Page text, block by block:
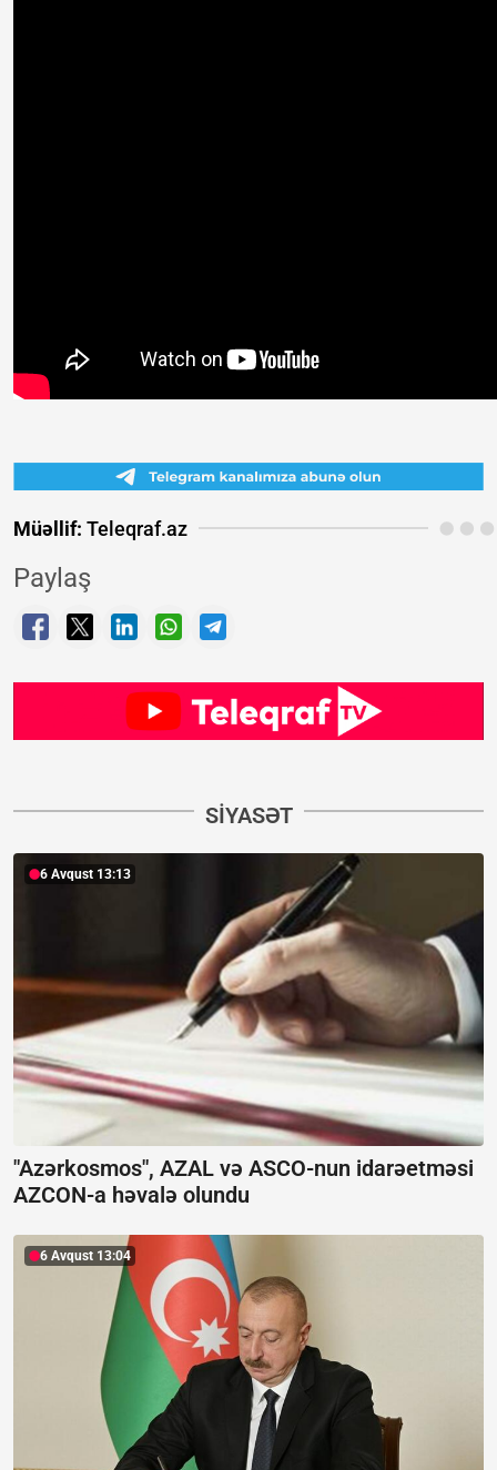
Müəllif: Teleqraf.az
Paylaş
SIYASƏT
6 Avqust 13:13
"Azərkosmos", AZAL və ASCO-nun idarəetməsi
AZCON-a həvalə olundu
6 Avqust 13:04